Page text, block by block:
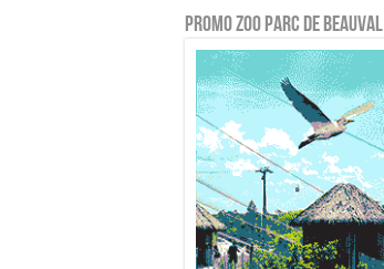
PROMO ZOO PARC DE BEAUVAL